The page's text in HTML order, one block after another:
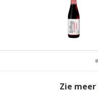
Zie meer